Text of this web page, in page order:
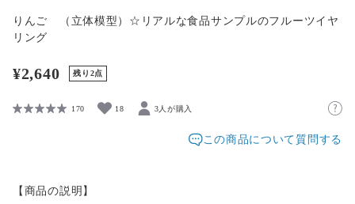
りんご （立体模型）☆リアルな食品サンプルのフルーツイヤ
リング
¥2,640 残り2点
170 18 3人が購入
この商品について質問する
【商品の説明】